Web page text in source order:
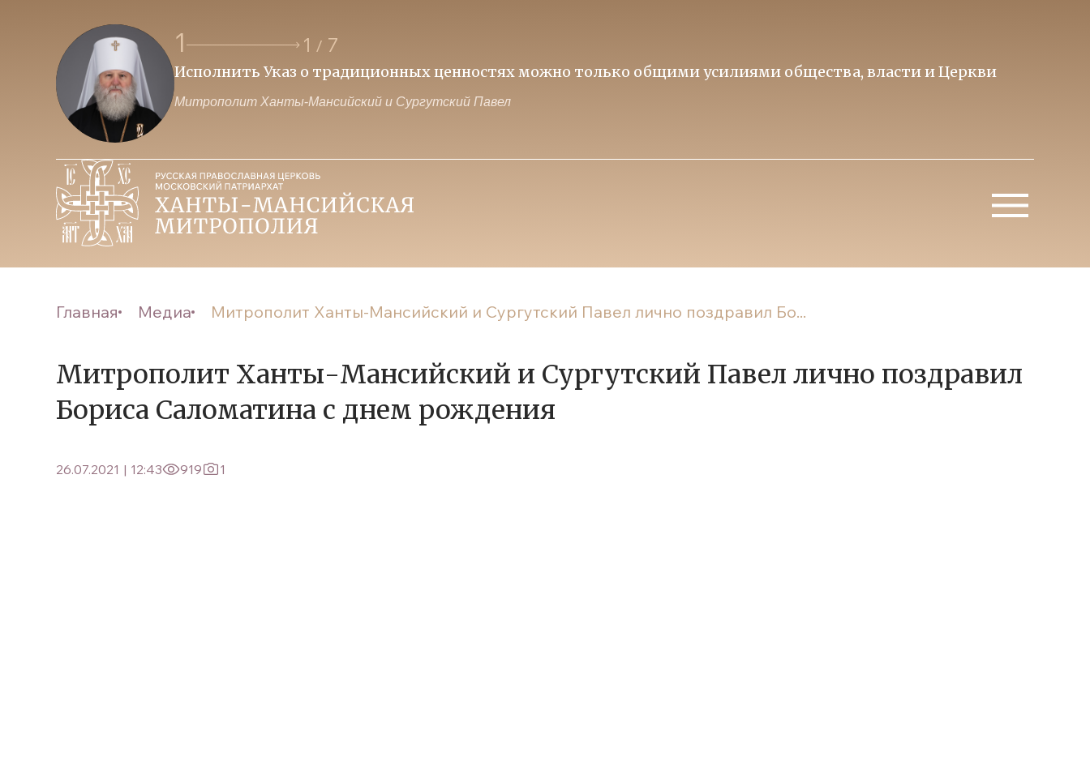
1 1 / 7
Исполнить Указ о традиционных ценностях можно только общими усилиями общества, власти и Церкви
Митрополит Ханты-Мансийский и Сургутский Павел
Главная Медиа Митрополит Ханты-Мансийский и Сургутский Павел лично поздравил Бо...
Митрополит Ханты-Мансийский и Сургутский Павел лично поздравил
Бориса Саломатина с днем рождения
26.07.2021 | 12:43 919 1